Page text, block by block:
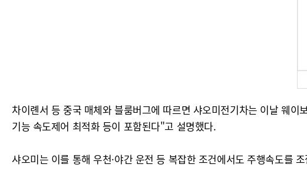
차이롄서 등 중국 매체와 블룸버그에 따르면 샤오미전기차는 이날 웨
기능 속도제어 최적화 등이 포함된다"고 설명했다.
샤오미는 이를 통해 우천·야간 운전 등 복잡한 조건에서도 주행속도를